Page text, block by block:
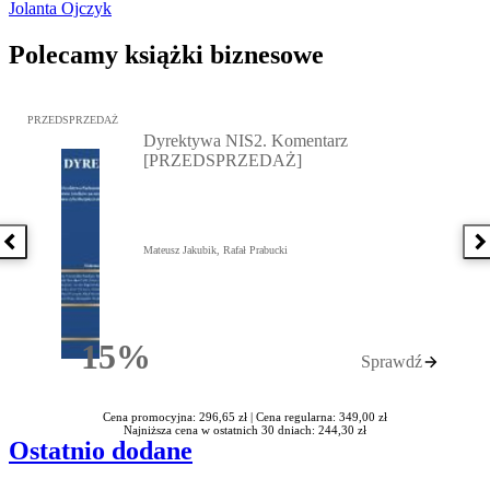
Jolanta Ojczyk
Polecamy książki biznesowe
Poprzednia książka
Przejdź do: Dyrektywa NIS2. Komentarz [PRZEDSPRZEDAŻ],
PRZEDSPRZEDAŻ
15%Rabatu
Dyrektywa NIS2. Komentarz
[PRZEDSPRZEDAŻ]
Mateusz Jakubik, Rafał Prabucki
Sprawdź
Cena promocyjna: 296,65 zł | Cena regularna: 349,00 zł
Najniższa cena w ostatnich 30 dniach: 244,30 zł
Ostatnio dodane